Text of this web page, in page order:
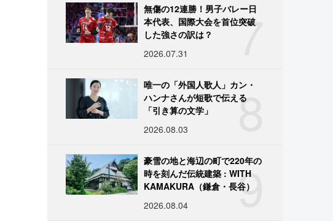
7
無傷の12連勝！男子バレー日
本代表、国際大会を首位突破
した強さの訳は？
2026.07.31
8
唯一の「外国人歌人」カン・
ハンナさんが短歌で伝える
「引き算の文学」
2026.08.03
9
豪雪の地と海辺の町で220年の
時を刻んだ伝統建築 : WITH
KAMAKURA（鎌倉・長谷）
2026.08.04